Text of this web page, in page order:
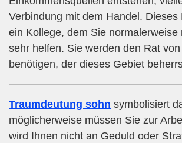
Verbindung mit dem Handel. Dieses
ein Kollege, dem Sie normalerweise
sehr helfen. Sie werden den Rat
benötigen, der dieses Gebiet
Traumdeutung sohn symbolisiert
möglicherweise müssen Sie zur
wird Ihnen nicht an Geduld oder